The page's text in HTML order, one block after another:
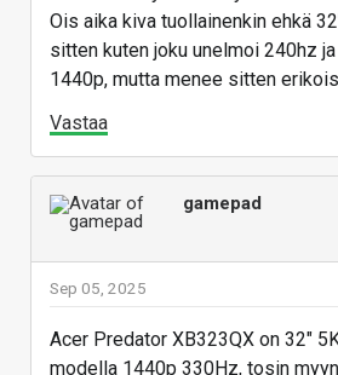
Ois aika kiva tuollainenkin ehkä
sitten kuten joku unelmoi 240hz
1440p, mutta menee sitten
Vastaa
gamepad
Sep 05, 2025
Acer Predator XB323QX on 32"
modella 1440p 330Hz, tosin